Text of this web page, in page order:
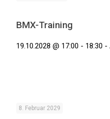
BMX-Training
19.10.2028 @ 17:00 - 18:30
8. Februar 2029